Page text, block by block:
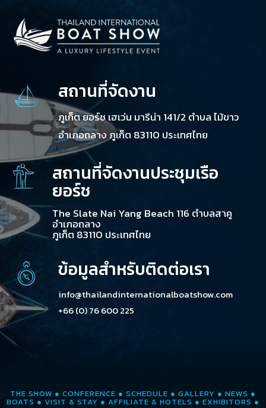
สถานที่จัดงาน
ภูเก็ต ยอร์ช เฮเว่น มารีน่า 141/2 ตำบล ไม้ขาว
อำเภอถลาง ภูเก็ต 83110 ประเทศไทย
สถานที่จัดงานประชุมเรือ
ยอร์ช
The Slate Nai Yang Beach 116 ตำบลสาคู
อำเภอถลาง
ภูเก็ต 83110 ประเทศไทย
ข้อมูลสำหรับติดต่อเรา
info@thailandinternationalboatshow.com
+66 (0) 76 600 225
THE SHOW ● CONFERENCE ● SCHEDULE ● GALLERY ● NEWS ●
BOATS ● VISIT & STAY ● AFFILIATE & HOTELS ● EXHIBITORS ●